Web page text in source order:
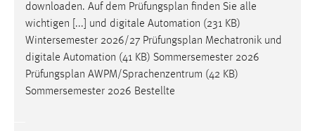
downloaden. Auf dem Prüfungsplan finden Sie alle
wichtigen [...] und digitale Automation (231 KB)
Wintersemester 2026/27 Prüfungsplan Mechatronik und
digitale Automation (41 KB) Sommersemester 2026
Prüfungsplan AWPM/Sprachenzentrum (42 KB)
Sommersemester 2026 Bestellte